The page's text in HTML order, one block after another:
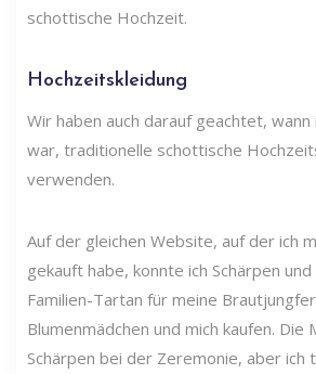
schottische Hochzeit.
Hochzeitskleidung
Wir haben auch darauf geachtet,
war, traditionelle schottische
verwenden.
Auf der gleichen Website, auf der ich
gekauft habe, konnte ich Schärpen
Familien-Tartan für meine
Blumenmädchen und mich kaufen. Die
Schärpen bei der Zeremonie, aber ich